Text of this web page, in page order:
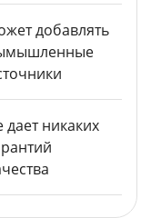
добавлять
дает никаких